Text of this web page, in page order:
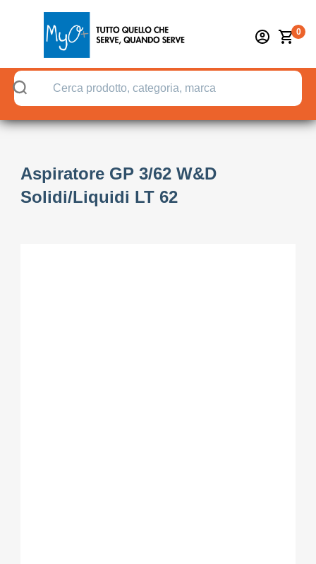
0
Aspiratore GP 3/62 W&D
Solidi/Liquidi LT 62